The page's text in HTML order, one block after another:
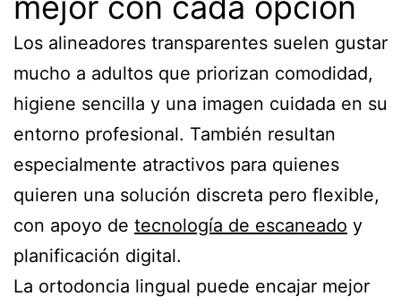
Los alineadores transparentes suelen gustar
mucho a adultos que priorizan comodidad,
higiene sencilla y una imagen cuidada en su
entorno profesional. También resultan
especialmente atractivos para quienes
quieren una solución discreta pero flexible,
con apoyo de tecnología de escaneado y
planificación digital.
La ortodoncia lingual puede encajar mejor